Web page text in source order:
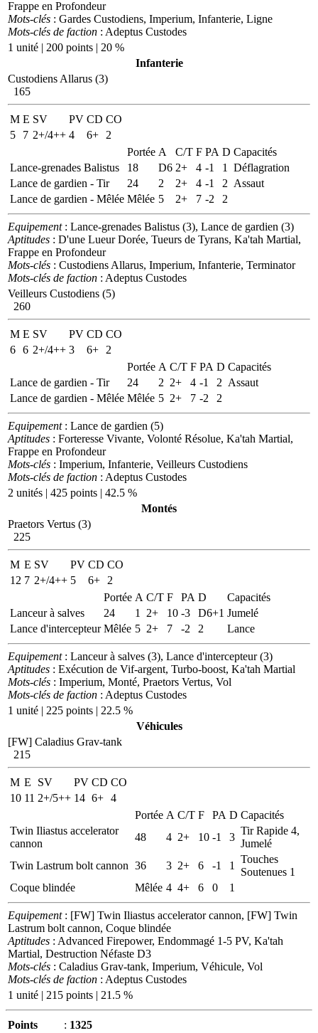
Frappe en Profondeur
Mots-clés : Gardes Custodiens, Imperium, Infanterie, Ligne
Mots-clés de faction : Adeptus Custodes
1 unité | 200 points | 20 %
Infanterie
Custodiens Allarus (3)
165
M E SV PV CD CO
5
7 2+/4++ 4 6+
2
Portée A C/T F PA D Capacités
Lance-grenades Balistus
18 D6 2+ 4 -1 1
Déflagration
Lance de gardien - Tir
24 2 2+ 4 -1 2 Assaut
Lance de gardien - Mêlée Mêlée 5 2+ 7 -2 2
Equipement: Lance-grenades Balistus (3), Lance de gardien (3)
Aptitudes : D'une Lueur Dorée, Tueurs de Tyrans, Ka'tah Martial,
Frappe en Profondeur
Mots-clés : Custodiens Allarus, Imperium, Infanterie, Terminator
Mots-clés de faction : Adeptus Custodes
Veilleurs Custodiens (5)
260
M E SV PV CD CO
6 6 2+/4++ 3 6+
2
Portée A C/T F PA D Capacités
Lance de gardien - Tir
24 2 2+ 4 -1 2 Assaut
Lance de gardien - Mêlée Mêlée 5 2+ 7 -2 2
Equipement: Lance de gardien (5)
Aptitudes : Forteresse Vivante, Volonté Résolue, Ka'tah Martial,
Frappe en Profondeur
Mots-clés : Imperium, Infanterie, Veilleurs Custodiens
Mots-clés de faction : Adeptus Custodes
2 unités | 425 points | 42.5 %
Montés
Praetors Vertus (3)
225
M E SV PV CD CO
12 7 2+/4++ 5 6+
2
Portée A C/T F PA D
Capacités
Lanceur à salves
24 1 2+ 10 -3 D6+1 Jumelé
Lance d'intercepteur Mêlée 5 2+ 7 -2 2 Lance
Equipement: Lanceur à salves (3), Lance d'intercepteur (3)
Aptitudes : Exécution de Vif-argent, Turbo-boost, Ka'tah Martial
Mots-clés : Imperium, Monté, Praetors Vertus, Vol
Mots-clés de faction : Adeptus Custodes
1 unité | 225 points | 22.5 %
Véhicules
[FW] Caladius Grav-tank
215
M E SV PV CD CO
10 11 2+/5++ 14 6+ 4
Portée A C/T F PA D Capacités
Twin Iliastus accelerator
cannon
48 4 2+ 10 -1 3
Tir Rapide 4,
Jumelé
Twin Lastrum bolt cannon 36 3 2+ 6 -1 1
Touches
Soutenues 1
Coque blindée
Mêlée 4 4+ 6 0 1
Equipement: [FW] Twin Iliastus accelerator cannon, [FW] Twin
Lastrum bolt cannon, Coque blindée
Aptitudes : Advanced Firepower, Endommagé 1-5 PV, Ka'tah
Martial, Destruction Néfaste D3
Mots-clés : Caladius Grav-tank, Imperium, Véhicule, Vol
Mots-clés de faction : Adeptus Custodes
1 unité | 215 points | 21.5 %
Points : 1325